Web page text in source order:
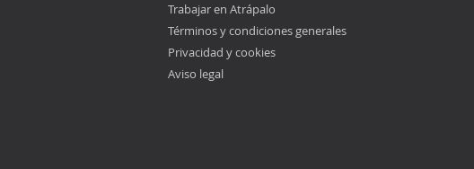
Trabajar en Atrápalo
Términos y condiciones generales
Privacidad y cookies
Aviso legal